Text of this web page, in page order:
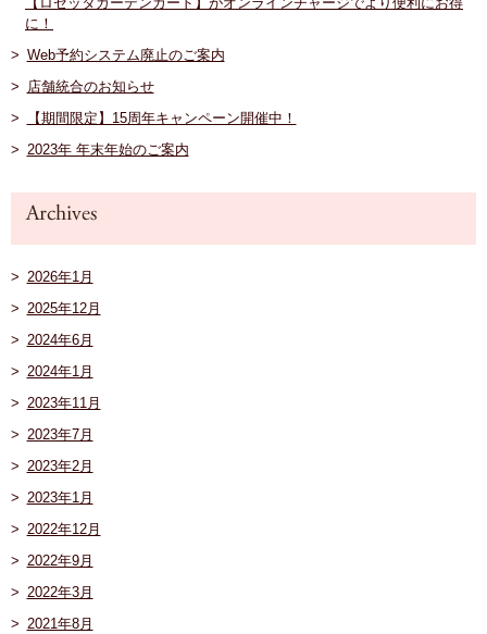
に！
Web予約システム廃止のご案内
店舗統合のお知らせ
【期間限定】15周年キャンペーン開催中！
2023年 年末年始のご案内
2026年1月
2025年12月
2024年6月
2024年1月
2023年11月
2023年7月
2023年2月
2023年1月
2022年12月
2022年9月
2022年3月
2021年8月